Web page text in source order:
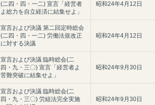
(二四・四・一二) 宣言「経営者
よ総力を自立経済に結集せよ」
昭和24年4月12日
宣言および決議 第二回定時総会
(二四・四・一二) 労働法規改正
に対する決議
昭和24年4月12日
宣言および決議 臨時総会(二
四・九・三〇) 宣言「経営者よ
苦難突破に結集せよ」
昭和24年9月30日
宣言および決議 臨時総会(二
四・九・三〇) 労組法完全実施
昭和24年9月30日